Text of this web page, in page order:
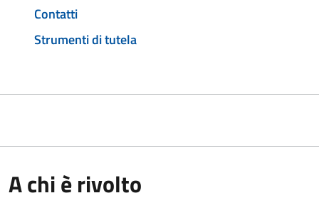
Contatti
Strumenti di tutela
A chi è rivolto